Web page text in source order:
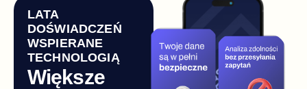
LATA
DOŚWIADCZEŃ
WSPIERANE
TECHNOLOGIĄ
Większe